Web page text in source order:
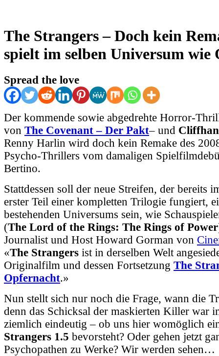
The Strangers – Doch kein
spielt im selben Universum
Spread the love
Der kommende sowie abgedrehte Horror-
von The Covenant – Der Pakt– und
Renny Harlin wird doch kein Remake des
Psycho-Thrillers vom damaligen
Bertino.
Stattdessen soll der neue Streifen, der bereits
erster Teil einer kompletten Trilogie fungiert,
bestehenden Universums sein, wie
(The Lord of the Rings: The Rings of Power
Journalist und Host Howard Gorman von
«The Strangers ist in derselben Welt
Originalfilm und dessen Fortsetzung The
Opfernacht.»
Nun stellt sich nur noch die Frage, wann die
denn das Schicksal der maskierten Killer war
ziemlich eindeutig – ob uns hier womöglich
Strangers 1.5 bevorsteht? Oder gehen jetzt
Psychopathen zu Werke? Wir werden sehen…